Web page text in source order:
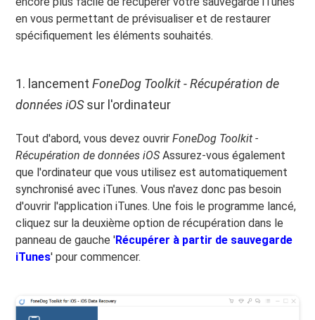
en vous permettant de prévisualiser et de restaurer
spécifiquement les éléments souhaités.
1. lancementFoneDog Toolkit - Récupération de
données iOSsur l'ordinateur
Tout d'abord, vous devez ouvrirFoneDog Toolkit -
Récupération de données iOSAssurez-vous également
que l'ordinateur que vous utilisez est automatiquement
synchronisé avec iTunes. Vous n'avez donc pas besoin
d'ouvrir l'application iTunes. Une fois le programme lancé,
cliquez sur la deuxième option de récupération dans le
panneau de gauche 'Récupérer à partir de sauvegarde
iTunes' pour commencer.